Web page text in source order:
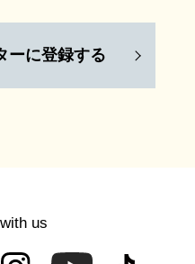
ーに登録する
us